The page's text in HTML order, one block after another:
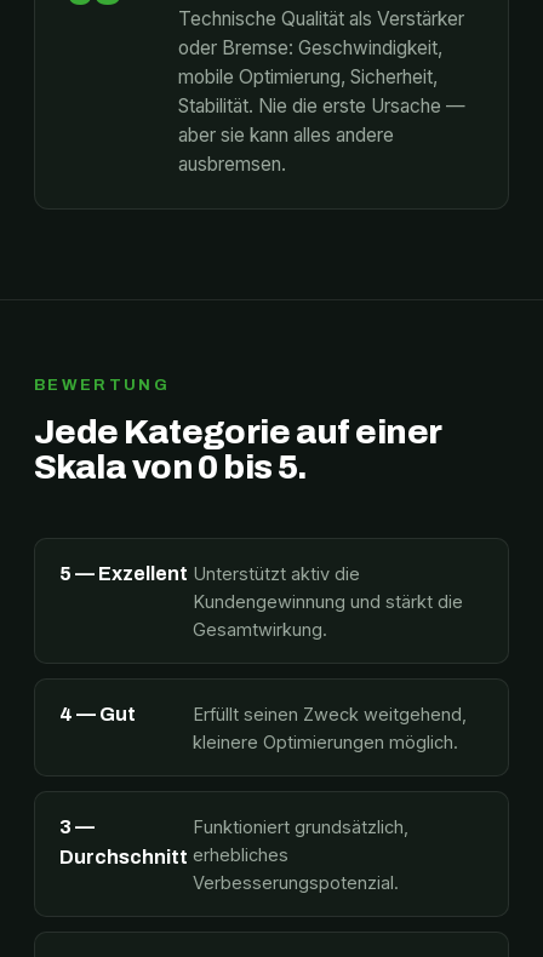
Technische Qualität als Verstärker
oder Bremse: Geschwindigkeit,
mobile Optimierung, Sicherheit,
Stabilität. Nie die erste Ursache —
aber sie kann alles andere
ausbremsen.
BEWERTUNG
Jede Kategorie auf einer
Skala von 0 bis 5.
5 — Exzellent Unterstützt aktiv die
Kundengewinnung und stärkt die
Gesamtwirkung.
4 — Gut
Erfüllt seinen Zweck weitgehend,
kleinere Optimierungen möglich.
3 —
Durchschnitt
Funktioniert grundsätzlich,
erhebliches
Verbesserungspotenzial.